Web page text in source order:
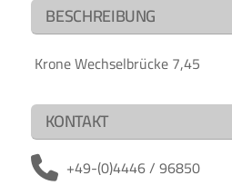
BESCHREIBUNG
Krone Wechselbrücke 7,45
KONTAKT
+49-(0)4446 / 96850